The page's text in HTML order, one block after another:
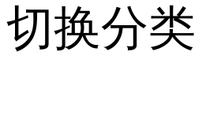
切换分类